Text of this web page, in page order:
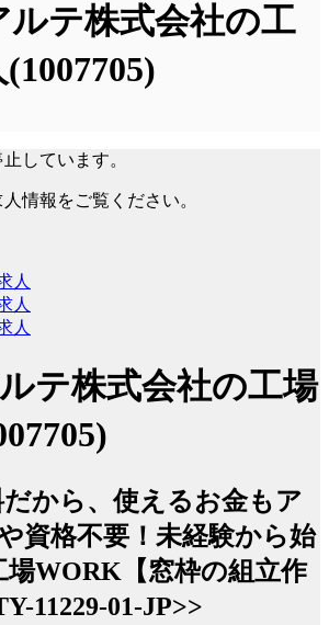
ルテ株式会社の工
しています。
情報をご覧ください。
人
人
人
テ株式会社の工場
から、使えるお金もア
資格不要！未経験から始
場WORK【窓枠の組立作
11229-01-JP>>